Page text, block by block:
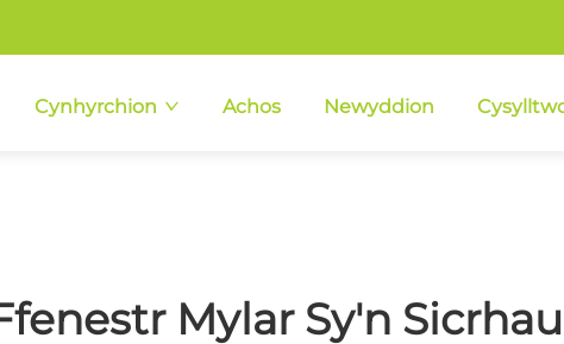
Cynhyrchion Achos Newyddion
Mylar Sy'n